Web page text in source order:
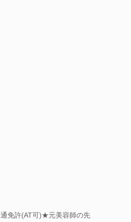
免許(AT可)★元美容師の先